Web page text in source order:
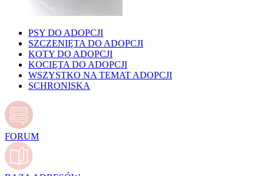
PSY DO ADOPCJI
SZCZENIĘTA DO ADOPCJI
KOTY DO ADOPCJI
KOCIĘTA DO ADOPCJI
WSZYSTKO NA TEMAT ADOPCJI
SCHRONISKA
FORUM